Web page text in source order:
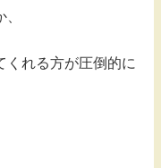
くれる方が圧倒的に